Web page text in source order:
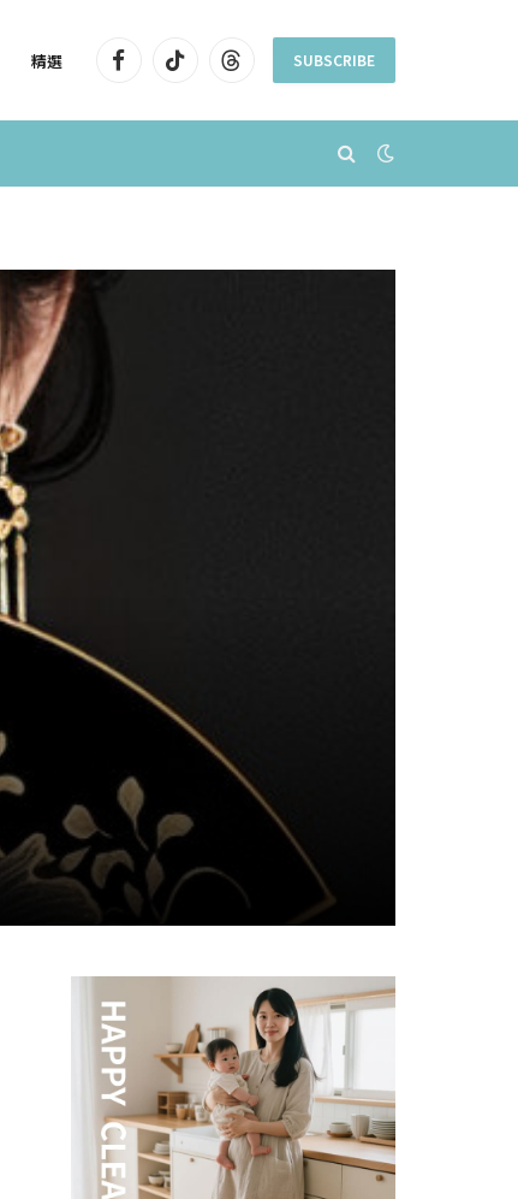
精選 FacebookTikTokThreadsSUBSCRIBE